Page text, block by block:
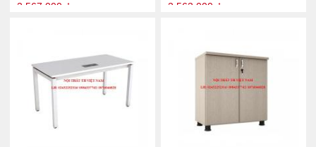
2.567.000 ₫ 2.563.000 ₫